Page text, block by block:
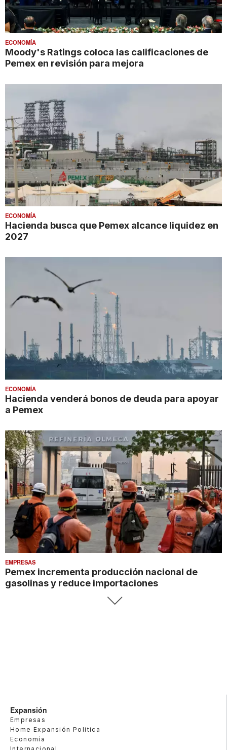
ECONOMÍA
Moody's Ratings coloca las calificaciones de
Pemex en revisión para mejora
ECONOMÍA
Hacienda busca que Pemex alcance liquidez en
2027
ECONOMÍA
Hacienda venderá bonos de deuda para apoyar
a Pemex
EMPRESAS
Pemex incrementa producción nacional de
gasolinas y reduce importaciones
Expansión
Empresas
Home Expansión Politica
Economía